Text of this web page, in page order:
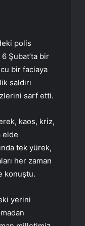
polis
Şubat’ta bir
bir faciaya
saldırı
sarf etti.
kaos, kriz,
elde
tek yürek,
her zaman
konuştu.
yerini